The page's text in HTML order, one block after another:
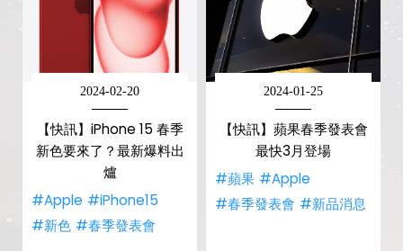
2024-02-20
【快訊】iPhone 15 春季
新色要來了？最新爆料出
爐
#Apple #iPhone15
#新色 #春季發表會
2024-01-25
【快訊】蘋果春季發表會
最快3月登場
#蘋果 #Apple
#春季發表會 #新品消息